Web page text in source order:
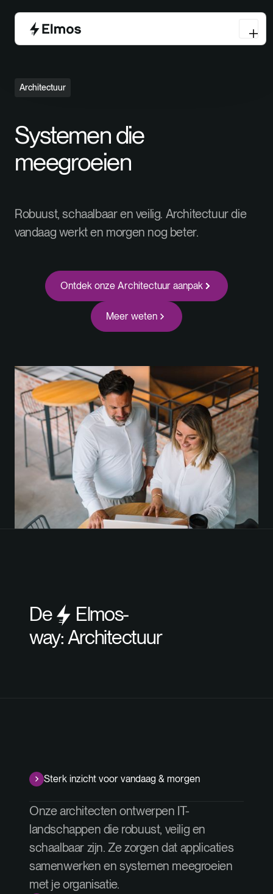
Architectuur
Systemen die
meegroeien
Robuust, schaalbaar en veilig. Architectuur die
vandaag werkt en morgen nog beter.
Ontdek onze Architectuur aanpak
Meer weten
De
Elmos-
way:Architectuur
Sterk inzicht voor vandaag & morgen
Onze architecten ontwerpen IT-
landschappen die robuust, veilig en
schaalbaar zijn. Ze zorgen dat applicaties
samenwerken en systemen meegroeien
met je organisatie.